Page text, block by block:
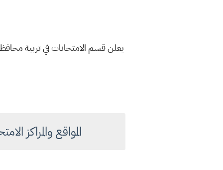
يعلن قسم الامتحانات في تربية
المواقع والمراكز